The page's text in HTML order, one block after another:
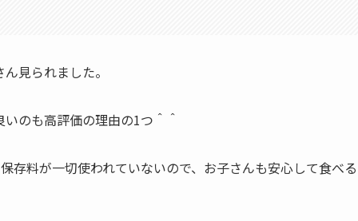
見られました。
のも高評価の理由の1つ＾＾
存料が一切使われていないので、お子さんも安心して食べる